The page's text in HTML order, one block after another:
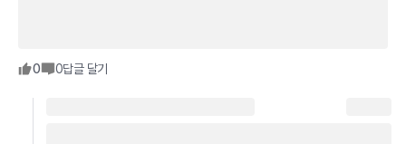
0 0답글 달기